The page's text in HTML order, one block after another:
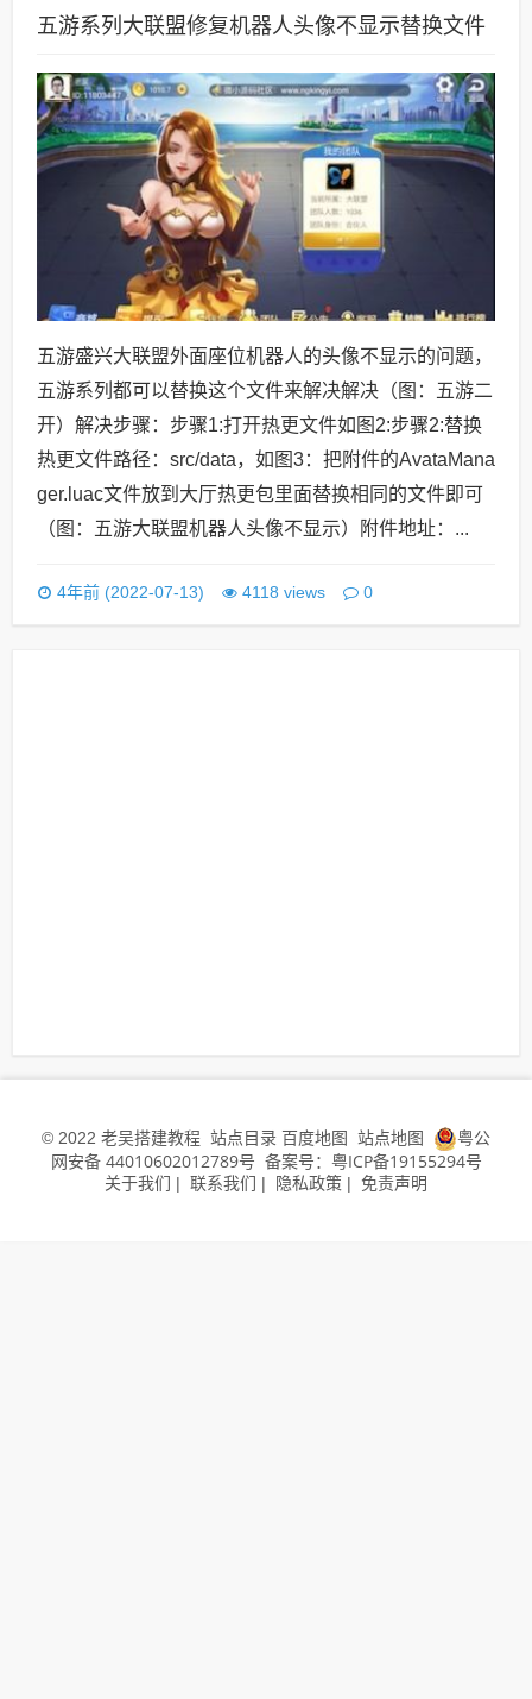
五游系列大联盟修复机器人头像不显示替换文件
五游盛兴大联盟外面座位机器人的头像不显示的问题，
五游系列都可以替换这个文件来解决解决（图：五游二
开）解决步骤：步骤1:打开热更文件如图2:步骤2:替换
热更文件路径：src/data，如图3：把附件的AvataMana
ger.luac文件放到大厅热更包里面替换相同的文件即可
（图：五游大联盟机器人头像不显示）附件地址：...
4年前 (2022-07-13) 4118 views 0
© 2022 老吴搭建教程 站点目录 百度地图 站点地图
粤公
网安备 44010602012789号 备案号：粤ICP备19155294号
关于我们 | 联系我们 | 隐私政策 | 免责声明